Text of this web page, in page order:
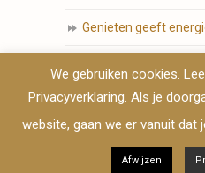
Genieten geeft
Volg jij jouw hart?
We gebruiken cookies.
Privacyverklaring. Als je
website, gaan we er vanuit dat
Afwijzen